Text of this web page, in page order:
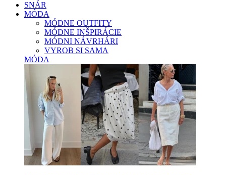
SNÁR
MÓDA
MÓDNE OUTFITY
MÓDNE INŠPIRÁCIE
MÓDNI NÁVRHÁRI
VYROB SI SAMA
MÓDA